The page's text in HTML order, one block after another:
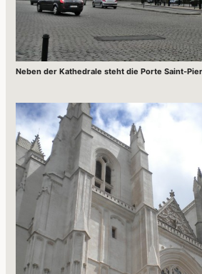
Neben der Kathedrale steht die Porte Saint-